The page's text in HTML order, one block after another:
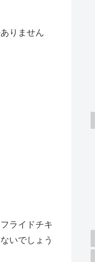
りません
ライドチキ
いでしょう